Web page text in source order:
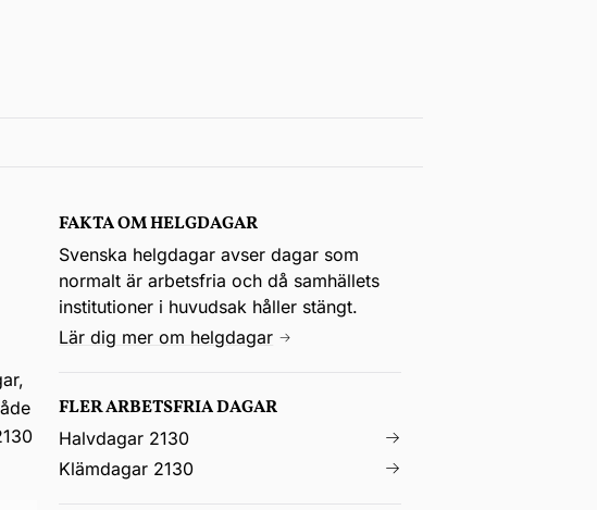
FAKTA OM HELGDAGAR
Svenska helgdagar avser dagar som
normalt är arbetsfria och då samhällets
institutioner i huvudsak håller stängt.
Lär dig mer om helgdagar
FLER ARBETSFRIA DAGAR
Halvdagar 2130
Klämdagar 2130